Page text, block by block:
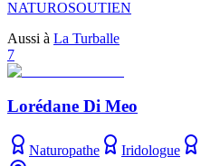
NATUROSOUTIEN
Aussi à La Turballe
7
Lorédane Di Meo
Naturopathe Iridologue